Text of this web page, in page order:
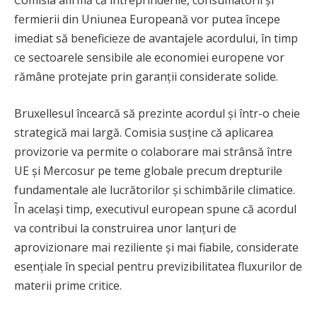
fermierii din Uniunea Europeană vor putea începe
imediat să beneficieze de avantajele acordului, în timp
ce sectoarele sensibile ale economiei europene vor
rămâne protejate prin garanții considerate solide.
Bruxellesul încearcă să prezinte acordul și într-o cheie
strategică mai largă. Comisia susține că aplicarea
provizorie va permite o colaborare mai strânsă între
UE și Mercosur pe teme globale precum drepturile
fundamentale ale lucrătorilor și schimbările climatice.
În același timp, executivul european spune că acordul
va contribui la construirea unor lanțuri de
aprovizionare mai reziliente și mai fiabile, considerate
esențiale în special pentru previzibilitatea fluxurilor de
materii prime critice.